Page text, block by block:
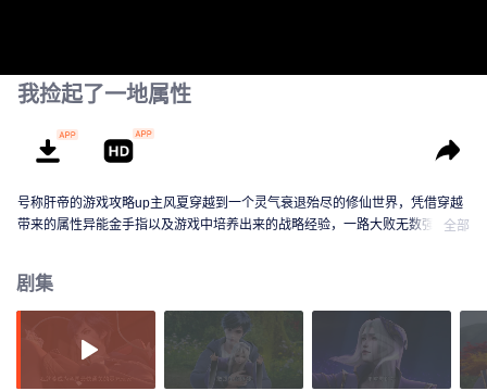
我捡起了一地属性
号称肝帝的游戏攻略up主风夏穿越到一个灵气衰退殆尽的修仙世界，凭借穿越
带来的属性异能金手指以及游戏中培养出来的战略经验，一路大败无数强敌，
的迫害，并复苏了玄元世界的天地灵气；玄元世界灵气复苏后，界外势力将玄
元世界视为一块肥肉，开始抢夺。为保此界安宁，风夏与尘海老祖携手弑神，
守护住了世界和平；但尘海老祖却因此不幸身逝，为找到使尘海老祖复生的办
法，风夏最终踏上了成神之路。
全部
剧集